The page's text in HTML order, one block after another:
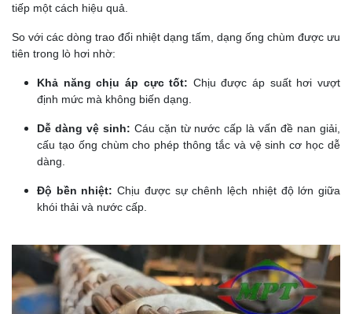
tiếp một cách hiệu quả.
So với các dòng trao đổi nhiệt dạng tấm, dạng ống chùm được ưu
tiên trong lò hơi nhờ:
Khả năng chịu áp cực tốt: Chịu được áp suất hơi vượt
định mức mà không biến dạng.
Dễ dàng vệ sinh: Cáu cặn từ nước cấp là vấn đề nan giải,
cấu tạo ống chùm cho phép thông tắc và vệ sinh cơ học dễ
dàng.
Độ bền nhiệt: Chịu được sự chênh lệch nhiệt độ lớn giữa
khói thải và nước cấp.